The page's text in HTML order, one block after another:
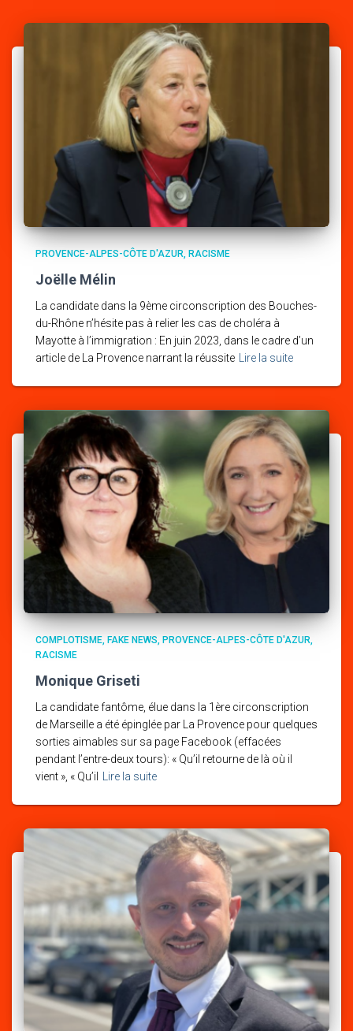
PROVENCE-ALPES-CÔTE D'AZUR RACISME
Joëlle Mélin
La candidate dans la 9ème circonscription des Bouches-
du-Rhône n’hésite pas à relier les cas de choléra à
Mayotte à l’immigration : En juin 2023, dans le cadre d’un
article de La Provence narrant la réussite
Lire la suite
COMPLOTISME FAKE NEWS
PROVENCE-ALPES-CÔTE D'AZUR
RACISME
Monique Griseti
La candidate fantôme, élue dans la 1ère circonscription
de Marseille a été épinglée par La Provence pour quelques
sorties aimables sur sa page Facebook (effacées
pendant l’entre-deux tours): « Qu’il retourne de là où il
vient », « Qu’il
Lire la suite